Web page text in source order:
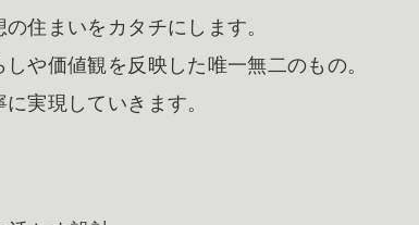
住まいをカタチにします。
や価値観を反映した唯一無二のもの。
実現していきます。